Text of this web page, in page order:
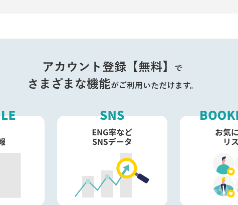
アカウント登録【無料】 で
さまざまな機能がご利用いただけます。